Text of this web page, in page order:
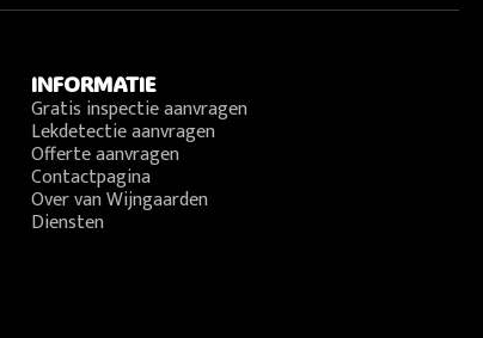
INFORMATIE
Gratis inspectie aanvragen
Lekdetectie aanvragen
Offerte aanvragen
Contactpagina
Over van Wijngaarden
Diensten